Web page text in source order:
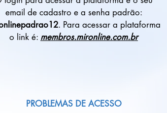
email de cadastro e a senha padrão:
. Para acessar a plataforma
o link é: membros.mironline.com.br
PROBLEMAS DE ACESSO